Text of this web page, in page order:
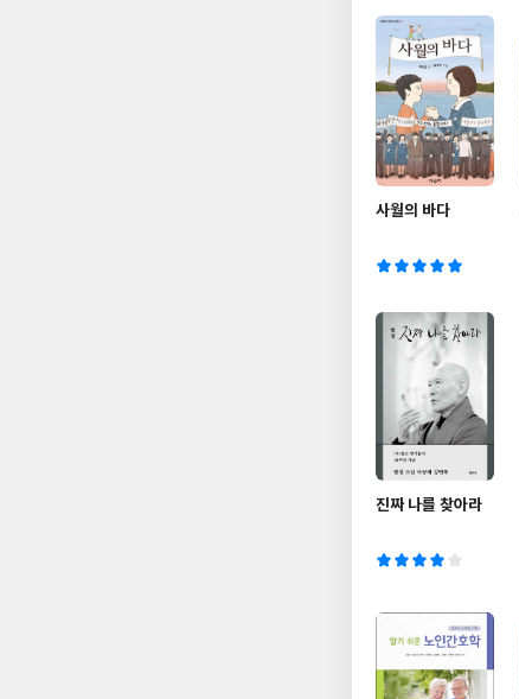
사월의 바다
진짜 나를 찾아라